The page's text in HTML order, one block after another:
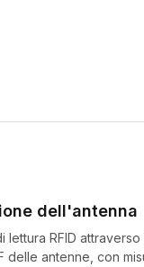
dell'antenna
lettura RFID
delle antenne, con